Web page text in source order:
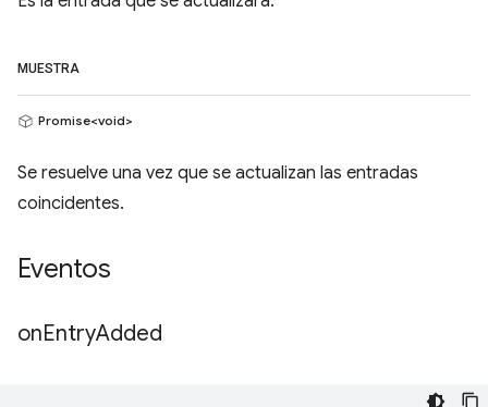
MUESTRA
Promise<void>
Se resuelve una vez que se actualizan las entradas
coincidentes.
Eventos
onEntryAdded